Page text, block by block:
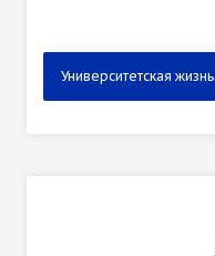
Университетская жизнь